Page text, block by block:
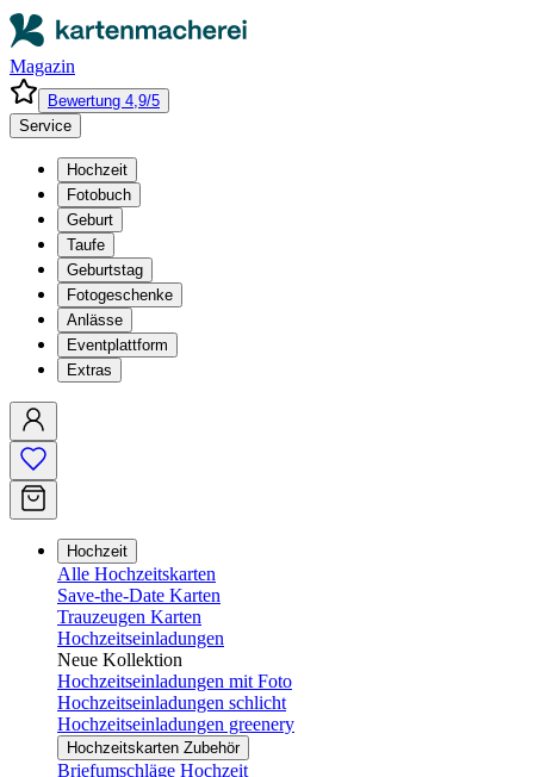
Magazin
Bewertung 4,9/5
Service
Hochzeit
Fotobuch
Geburt
Taufe
Geburtstag
Fotogeschenke
Anlässe
Eventplattform
Extras
Hochzeit
Alle Hochzeitskarten
Save-the-Date Karten
Trauzeugen Karten
Hochzeitseinladungen
Neue Kollektion
Hochzeitseinladungen mit Foto
Hochzeitseinladungen schlicht
Hochzeitseinladungen greenery
Hochzeitskarten Zubehör
Briefumschläge Hochzeit